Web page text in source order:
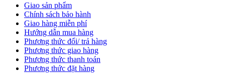
Giao sản phẩm
Chính sách bảo hành
Giao hàng miễn phí
Hướng dẫn mua hàng
Phương thức đổi/ trả hàng
Phương thức giao hàng
Phương thức thanh toán
Phương thức đặt hàng